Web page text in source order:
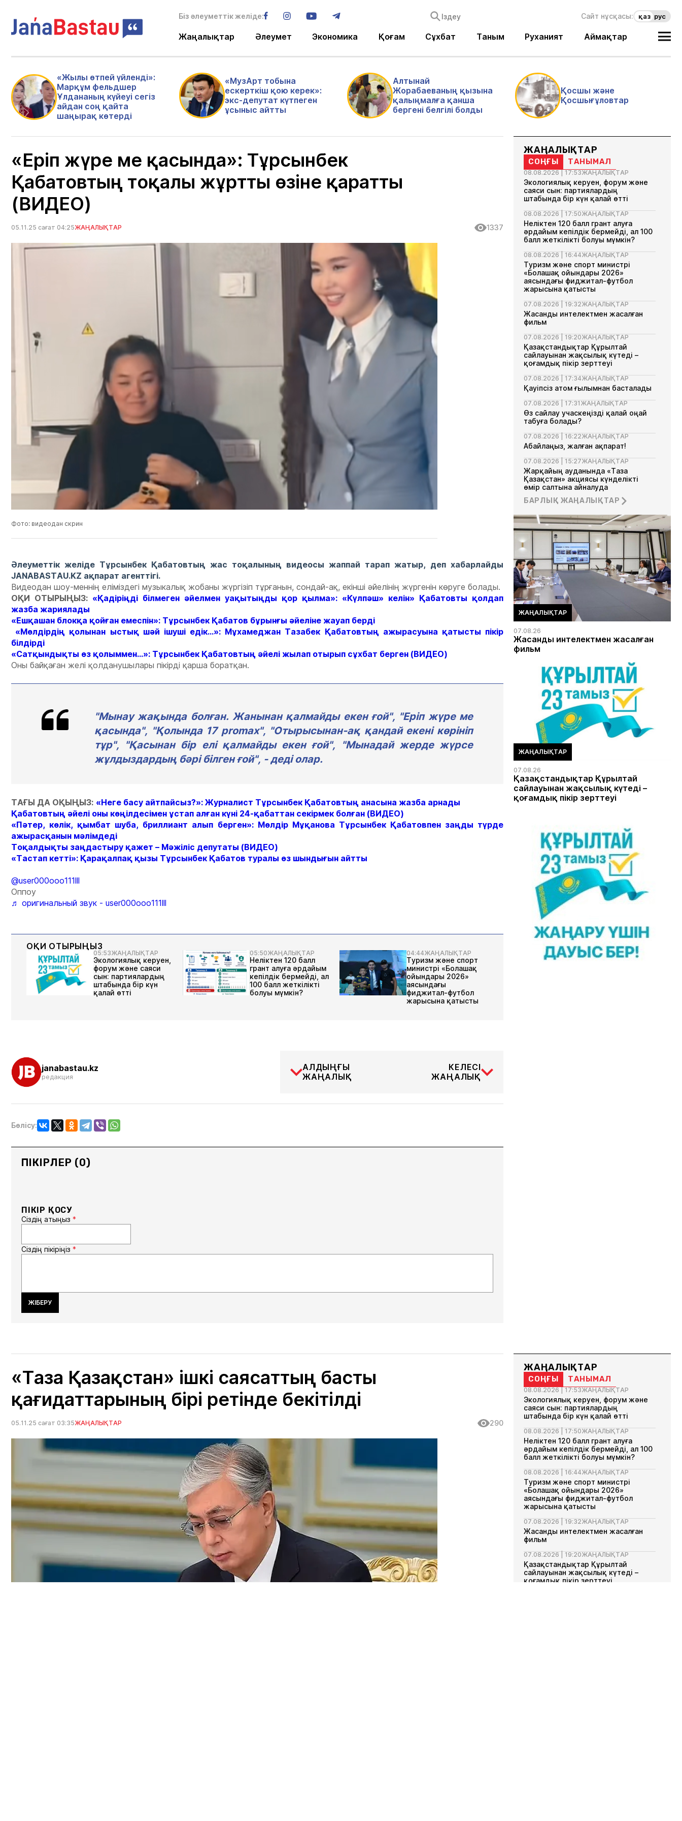
Біз әлеуметтік желіде: Сайт нұсқасы: қаз рус
Жаңалықтар Әлеумет Экономика Қоғам Сұхбат Таным Руханият Аймақтар
«Жылы өтпей үйленді»:
Марқұм фельдшер
Ұлдананың күйеуі сегіз
айдан соң қайта
шаңырақ көтерді
«МузАрт тобына
ескерткіш қою керек»:
экс-депутат күтпеген
ұсыныс айтты
Алтынай
Жорабаеваның қызына
қалыңмалға қанша
бергені белгілі болды
Қосшы және
Қосшығұловтар
«Еріп жүре ме қасында»: Тұрсынбек
Қабатовтың тоқалы жұртты өзіне қаратты
(ВИДЕО)
05.11.25 сағат 04:25ЖАҢАЛЫҚТАР 1337
Фото: видеодан скрин
Әлеуметтік желіде Тұрсынбек Қабатовтың жас тоқалының видеосы жаппай тарап жатыр, деп хабарлайды
JANABASTAU.KZ ақпарат агенттігі.
Видеодан шоу-меннің еліміздегі музыкалық жобаны жүргізіп тұрғанын, сондай-ақ, екінші әйелінің жүргенін көруге болады.
ОҚИ ОТЫРЫҢЫЗ: «Қадіріңді білмеген әйелмен уақытыңды қор қылма»: «Күлпәш» келін» Қабатовты қолдап
жазба жариялады
«Ешқашан блокқа қойған емеспін»: Тұрсынбек Қабатов бұрынғы әйеліне жауап берді
«Мөлдірдің қолынан ыстық шәй ішуші едік...»: Мұхамеджан Тазабек Қабатовтың ажырасуына қатысты пікір
білдірді
«Сатқындықты өз қолыммен...»: Тұрсынбек Қабатовтың әйелі жылап отырып сұхбат берген (ВИДЕО)
Оны байқаған желі қолданушылары пікірді қарша боратқан.
"Мынау жақында болған. Жанынан қалмайды екен ғой", "Еріп жүре ме
қасында", "Қолында 17 promax", "Отырысынан-ақ қандай екені көрініп
тұр", "Қасынан бір елі қалмайды екен ғой", "Мынадай жерде жүрсе
жұлдыздардың бәрі білген ғой", - деді олар.
ТАҒЫ ДА ОҚЫҢЫЗ: «Неге басу айтпайсыз?»: Журналист Тұрсынбек Қабатовтың анасына жазба арнады
Қабатовтың әйелі оны көңілдесімен ұстап алған күні 24-қабаттан секірмек болған (ВИДЕО)
«Пәтер, көлік, қымбат шуба, бриллиант алып берген»: Мөлдір Мұқанова Тұрсынбек Қабатовпен заңды түрде
ажырасқанын мәлімдеді
Тоқалдықты заңдастыру қажет – Мәжіліс депутаты (ВИДЕО)
«Тастап кетті»: Қарақалпақ қызы Тұрсынбек Қабатов туралы өз шындығын айтты
@user000ooo111lll
Оппоу
♬ оригинальный звук - user000ooo111lll
ОҚИ ОТЫРЫҢЫЗ
05:53ЖАҢАЛЫҚТАР
Экологиялық керуен,
форум және саяси
сын: партиялардың
штабында бір күн
қалай өтті
05:50ЖАҢАЛЫҚТАР
Неліктен 120 балл
грант алуға әрдайым
кепілдік бермейді, ал
100 балл жеткілікті
болуы мүмкін?
04:44ЖАҢАЛЫҚТАР
Туризм және спорт
министрі «Болашақ
ойындары 2026»
аясындағы
фиджитал-футбол
жарысына қатысты
janabastau.kz
редакция
АЛДЫҢҒЫ
ЖАҢАЛЫҚ
КЕЛЕСІ
ЖАҢАЛЫҚ
Бөлісу:
ПІКІРЛЕР (0)
ПІКІР ҚОСУ
Сіздің атыңыз *
Сіздің пікіріңіз *
ЖІБЕРУ
ЖАҢАЛЫҚТАР
СОҢҒЫ ТАНЫМАЛ
08.08.2026 | 17:53ЖАҢАЛЫҚТАР
Экологиялық керуен, форум және
саяси сын: партиялардың
штабында бір күн қалай өтті
08.08.2026 | 17:50ЖАҢАЛЫҚТАР
Неліктен 120 балл грант алуға
әрдайым кепілдік бермейді, ал 100
балл жеткілікті болуы мүмкін?
08.08.2026 | 16:44ЖАҢАЛЫҚТАР
Туризм және спорт министрі
«Болашақ ойындары 2026»
аясындағы фиджитал-футбол
жарысына қатысты
07.08.2026 | 19:32ЖАҢАЛЫҚТАР
Жасанды интелектмен жасалған
фильм
07.08.2026 | 19:20ЖАҢАЛЫҚТАР
Қазақстандықтар Құрылтай
сайлауынан жақсылық күтеді –
қоғамдық пікір зерттеуі
07.08.2026 | 17:34ЖАҢАЛЫҚТАР
Қауіпсіз атом ғылымнан басталады
07.08.2026 | 17:31 ЖАҢАЛЫҚТАР
Өз сайлау учаскеңізді қалай оңай
табуға болады?
07.08.2026 | 16:22ЖАҢАЛЫҚТАР
Абайлаңыз, жалған ақпарат!
07.08.2026 | 15:27ЖАҢАЛЫҚТАР
Жарқайың ауданында «Таза
Қазақстан» акциясы күнделікті
өмір салтына айналуда
07.08.2026 | 13:35ЖАҢАЛЫҚТАР
жемқорлыққа қарсы комплаенс
мектебі ашылды
БАРЛЫҚ ЖАҢАЛЫҚТАР
ЖАҢАЛЫҚТАР
07.08.26
Жасанды интелектмен жасалған
фильм
ЖАҢАЛЫҚТАР
07.08.26
Қазақстандықтар Құрылтай
сайлауынан жақсылық күтеді –
қоғамдық пікір зерттеуі
«Таза Қазақстан» ішкі саясаттың басты
қағидаттарының бірі ретінде бекітілді
05.11.25 сағат 03:35ЖАҢАЛЫҚТАР 290
ЖАҢАЛЫҚТАР
СОҢҒЫ ТАНЫМАЛ
08.08.2026 | 17:53ЖАҢАЛЫҚТАР
Экологиялық керуен, форум және
саяси сын: партиялардың
штабында бір күн қалай өтті
08.08.2026 | 17:50ЖАҢАЛЫҚТАР
Неліктен 120 балл грант алуға
әрдайым кепілдік бермейді, ал 100
балл жеткілікті болуы мүмкін?
08.08.2026 | 16:44ЖАҢАЛЫҚТАР
Туризм және спорт министрі
«Болашақ ойындары 2026»
аясындағы фиджитал-футбол
жарысына қатысты
07.08.2026 | 19:32ЖАҢАЛЫҚТАР
Жасанды интелектмен жасалған
фильм
07.08.2026 | 19:20ЖАҢАЛЫҚТАР
Қазақстандықтар Құрылтай
сайлауынан жақсылық күтеді –
қоғамдық пікір зерттеуі